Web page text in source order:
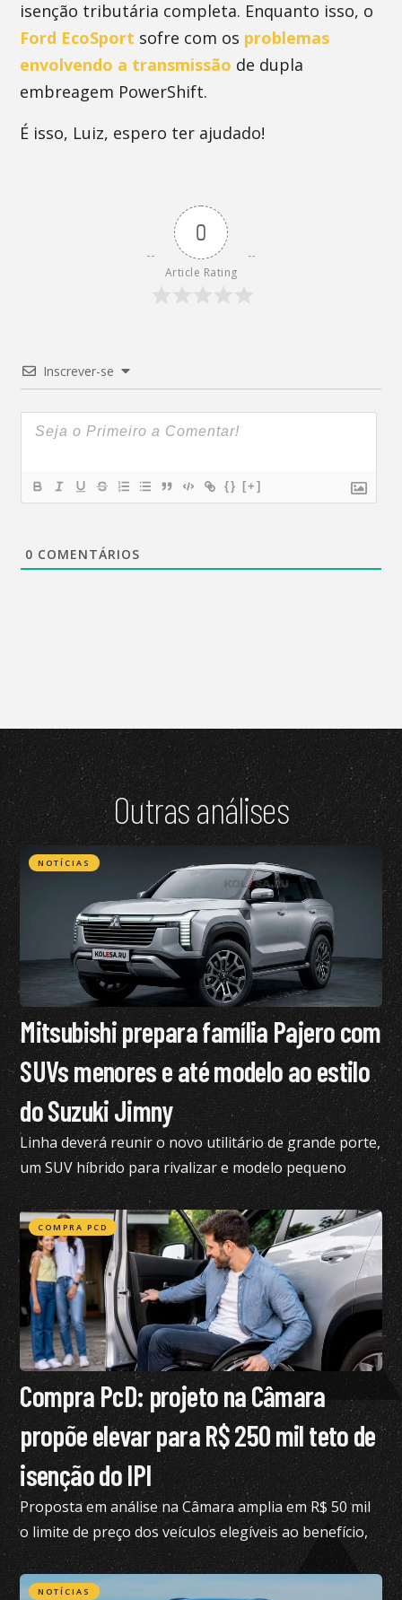
isenção tributária completa. Enquanto isso, o
Ford EcoSport sofre com os problemas
envolvendo a transmissão de dupla
embreagem PowerShift.
É isso, Luiz, espero ter ajudado!
0
Article Rating
Inscrever-se
{} [+]
0 COMENTÁRIOS
Outras análises
NOTÍCIAS
Mitsubishi prepara família Pajero com
SUVs menores e até modelo ao estilo
do Suzuki Jimny
Linha deverá reunir o novo utilitário de grande porte,
um SUV híbrido para rivalizar e modelo pequeno
semelhante ao Suzuki Jimny
COMPRA PCD
Compra PcD: projeto na Câmara
propõe elevar para R$ 250 mil teto de
isenção do IPI
Proposta em análise na Câmara amplia em R$ 50 mil
o limite de preço dos veículos elegíveis ao benefício,
hoje fixado em R$ 200 mil
NOTÍCIAS